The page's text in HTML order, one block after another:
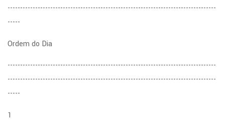
-----------------------------------------------------------------------------------
-----
Ordem do Dia
-----------------------------------------------------------------------------------
-----------------------------------------------------------------------------------
-----
1